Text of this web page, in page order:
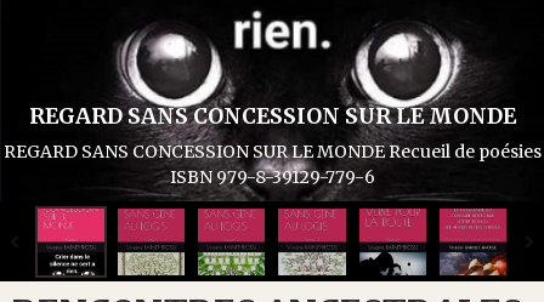
REGARD SANS CONCESSION SUR LE MONDE
REGARD SANS CONCESSION SUR LE MONDE Recueil de poésies
ISBN 979-8-39129-779-6